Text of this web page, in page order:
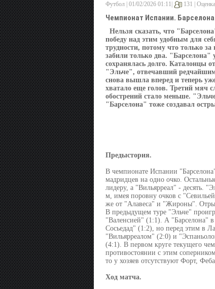
Футбол | 01/02/2026 01:11| 131 |
Чемпионат Испании.
Нельзя сказать, что
победу над этим удобным для
трудности, потому что только
забили только два. "Барселона"
сохранялась долго. Каталонцы
"Эльче", отвечавший
снова вышла вперед и теперь
хватало еще голов. Третий мяч
обострений стало меньше.
"Барселона" тоже создавал
Предыстория.
В чемпионате Испании
мадридцев на одно очко.
лидеру, а "Вильярреал" - десять.
м, имея поровну очков с
же от "Алавеса" и "Жироны". Отрыв
В предыдущем туре "Эльче"
"Валенсией" (1:1). А "Барселона"
Сосьедад" (1:2), но перед этим в
"Вильярреалом" (2:0) и
(4:1). В первом круге текущего
противостоянии с этим
то у хозяев отсутствуют Форт,
Ход матча.